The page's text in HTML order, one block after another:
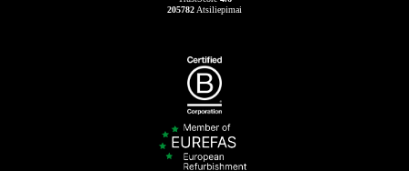
205782 Atsiliepimai